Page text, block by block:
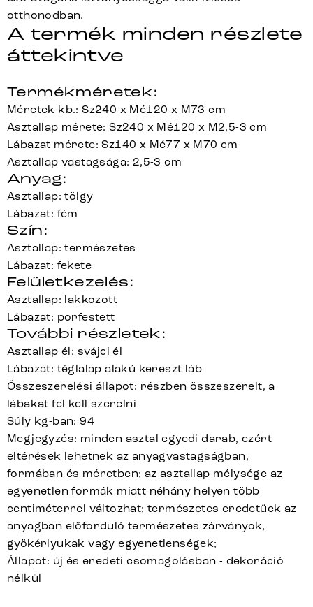
otthonodban.
A termék minden részlete
áttekintve
Termékméretek:
Méretek kb.: Sz240 x Mé120 x M73 cm
Asztallap mérete: Sz240 x Mé120 x M2,5-3 cm
Lábazat mérete: Sz140 x Mé77 x M70 cm
Asztallap vastagsága: 2,5-3 cm
Anyag:
Asztallap: tölgy
Lábazat: fém
Szín:
Asztallap: természetes
Lábazat: fekete
Felületkezelés:
Asztallap: lakkozott
Lábazat: porfestett
További részletek:
Asztallap él: svájci él
Lábazat: téglalap alakú kereszt láb
Összeszerelési állapot: részben összeszerelt, a
lábakat fel kell szerelni
Súly kg-ban: 94
Megjegyzés: minden asztal egyedi darab, ezért
eltérések lehetnek az anyagvastagságban,
formában és méretben; az asztallap mélysége az
egyenetlen formák miatt néhány helyen több
centiméterrel változhat; természetes eredetűek az
anyagban előforduló természetes zárványok,
gyökérlyukak vagy egyenetlenségek;
Állapot: új és eredeti csomagolásban - dekoráció
nélkül